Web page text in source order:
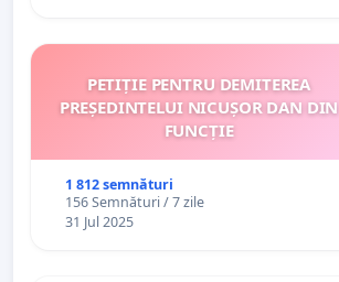
PETIȚIE PENTRU DEMITEREA
PREȘEDINTELUI NICUȘOR DAN DIN
FUNCȚIE
1 812 semnături
156 Semnături / 7 zile
31 Jul 2025